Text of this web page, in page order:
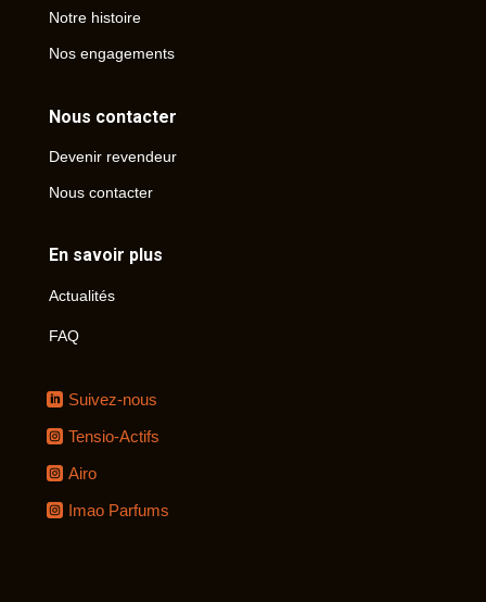
Notre histoire
Nos engagements
Nous contacter
Devenir revendeur
Nous contacter
En savoir plus
Actualités
FAQ
Suivez-nous
Tensio-Actifs
Airo
Imao Parfums